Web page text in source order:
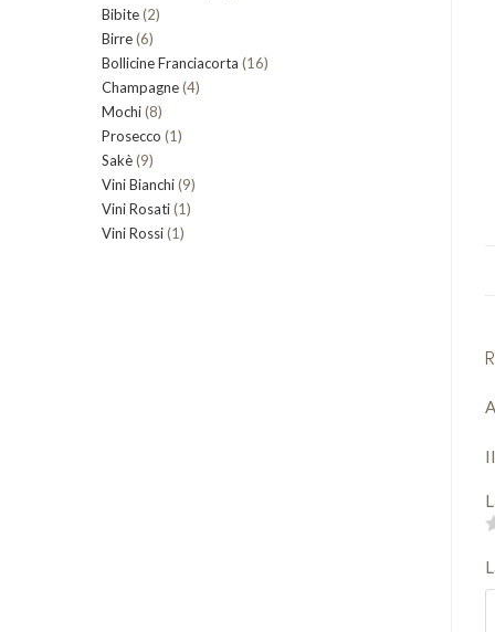
Bibite 22
Birre 66
prodotti
Bollicine Franciacorta 1616
Champagne 44
Mochi 88
prodotti
Prosecco 11
Sakè 99
prodotti
Vini Bianchi 99
Vini Rosati 11
Vini Rossi 11